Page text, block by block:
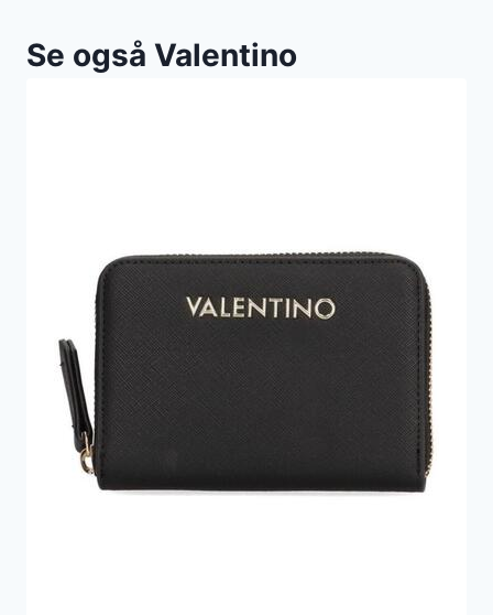
Se også Valentino